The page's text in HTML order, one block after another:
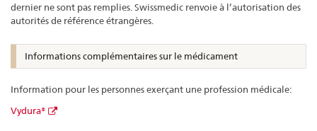
dernier ne sont pas remplies. Swissmedic renvoie à l’autorisation des
autorités de référence étrangères.
Informations complémentaires sur le médicament
Information pour les personnes exerçant une profession médicale:
Vydura®